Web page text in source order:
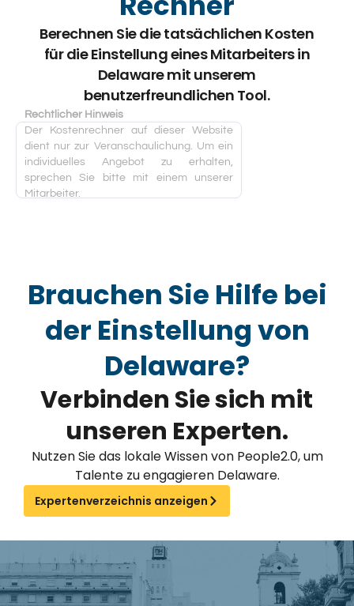
Berechnen Sie die tatsächlichen Kosten
für die Einstellung eines Mitarbeiters in
Delaware mit unserem
benutzerfreundlichen Tool.
Rechtlicher Hinweis
Der Kostenrechner auf dieser Website
dient nur zur Veranschaulichung. Um ein
individuelles Angebot zu erhalten,
sprechen Sie bitte mit einem unserer
Mitarbeiter.
Brauchen Sie Hilfe bei
der Einstellung von
Delaware?
Verbinden Sie sich mit
unseren Experten.
Nutzen Sie das lokale Wissen von People2.0, um
Talente zu engagieren Delaware.
Expertenverzeichnis anzeigen